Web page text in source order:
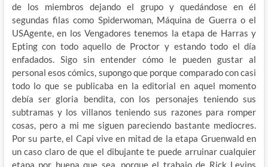
de los miembros dejando el grupo y quedándose en él
segundas filas como Spiderwoman, Máquina de Guerra o el
USAgente, en los Vengadores tenemos la etapa de Harras y
Epting con todo aquello de Proctor y estando todo el día
enfadados. Sigo sin entender cómo le pueden gustar al
personal esos cómics, supongo que porque comparado con casi
todo lo que se publicaba en la editorial en aquel momento
debía ser gloria bendita, con los personajes teniendo sus
subtramas y los villanos teniendo sus razones para romper
cosas, pero a mi me siguen pareciendo bastante mediocres.
Por su parte, el Capi vive en mitad de la etapa Gruenwald en
un caso claro de que el dibujante te puede arruinar cualquier
etapa por buena que sea, porque el trabajo de Rick Levins